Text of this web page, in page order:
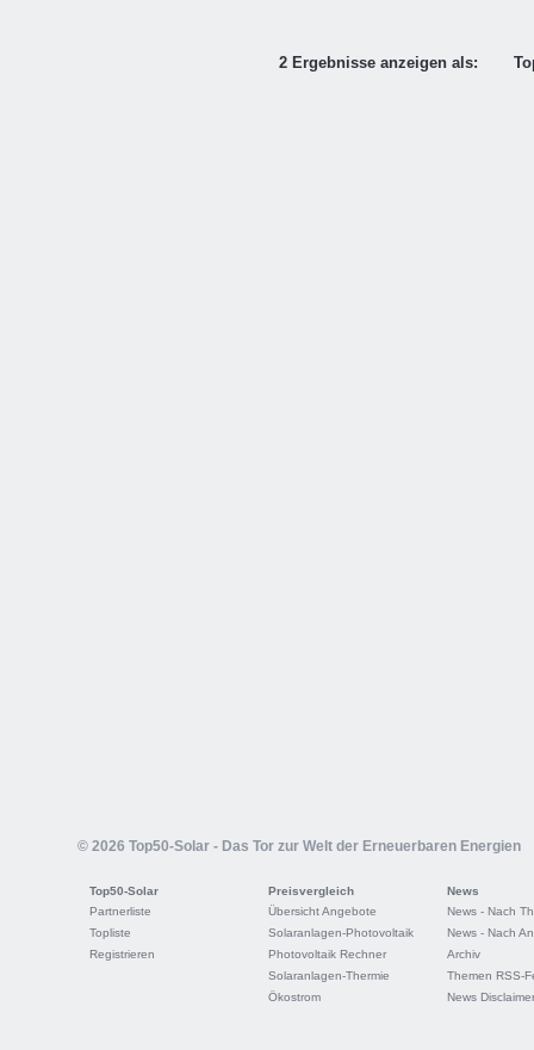
2 Ergebnisse anzeigen als:
© 2026 Top50-Solar - Das Tor zur Welt der Erneuerbaren Energien
Top50-Solar
Partnerliste
Topliste
Registrieren
Preisvergleich
Übersicht Angebote
Solaranlagen-Photovoltaik
Photovoltaik Rechner
Solaranlagen-Thermie
Ökostrom
News
News - Nach
News - Nach
Archiv
Themen RSS-
News Disclaimer